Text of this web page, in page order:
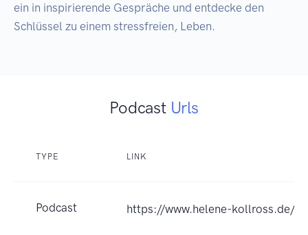
ein in inspirierende Gespräche und entdecke den
Schlüssel zu einem stressfreien, Leben.
Podcast Urls
TYPE LINK
Podcast https://www.helene-kollross.de/